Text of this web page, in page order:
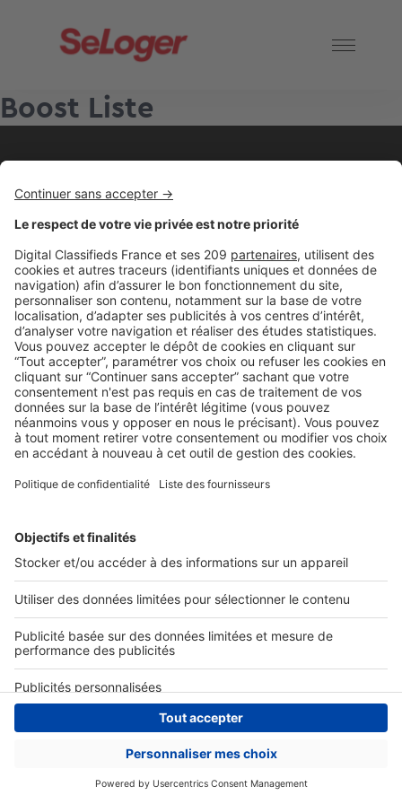
Boost Liste
2 rue des Italiens 75009 Paris
01 53 38 80 00
Nos solutions pro
Actualités pro
Connexion à My SeLoger Pro
Espace Presse
© 2026 SeLoger - Tous droits réservées -
CGU-Paramétrer mes cookies